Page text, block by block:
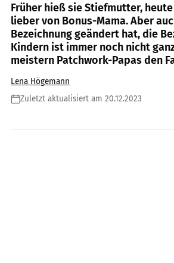
Früher hieß sie Stiefmutter,
lieber von Bonus-Mama. Aber
Bezeichnung geändert hat, die
Kindern ist immer noch nicht
meistern Patchwork-Papas den
Lena Högemann
Zuletzt aktualisiert am 20.12.2023
Foto: